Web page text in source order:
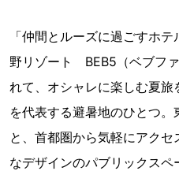
「仲間とルーズに過ごすホ
野リゾート BEB5（ベブフ
れて、オシャレに楽しむ夏
を代表する避暑地のひとつ
と、首都圏から気軽にアク
なデザインのパブリックス